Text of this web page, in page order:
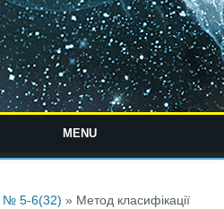
MENU
№ 5-6(32) » Метод класифікації